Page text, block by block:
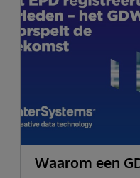
Waarom een